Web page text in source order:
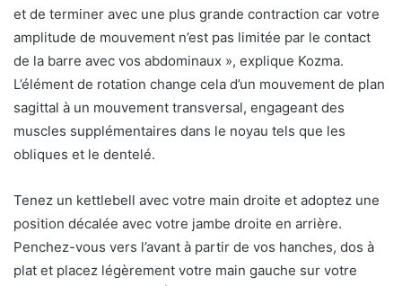
et de terminer avec une plus grande contraction car votre
amplitude de mouvement n’est pas limitée par le contact
de la barre avec vos abdominaux », explique Kozma.
L’élément de rotation change cela d’un mouvement de plan
sagittal à un mouvement transversal, engageant des
muscles supplémentaires dans le noyau tels que les
obliques et le dentelé.
Tenez un kettlebell avec votre main droite et adoptez une
position décalée avec votre jambe droite en arrière.
Penchez-vous vers l’avant à partir de vos hanches, dos à
plat et placez légèrement votre main gauche sur votre